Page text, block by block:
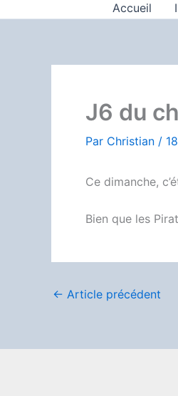
Accueil
J6 du
Par Christian /
Ce dimanche,
Bien que les
← Article précédent